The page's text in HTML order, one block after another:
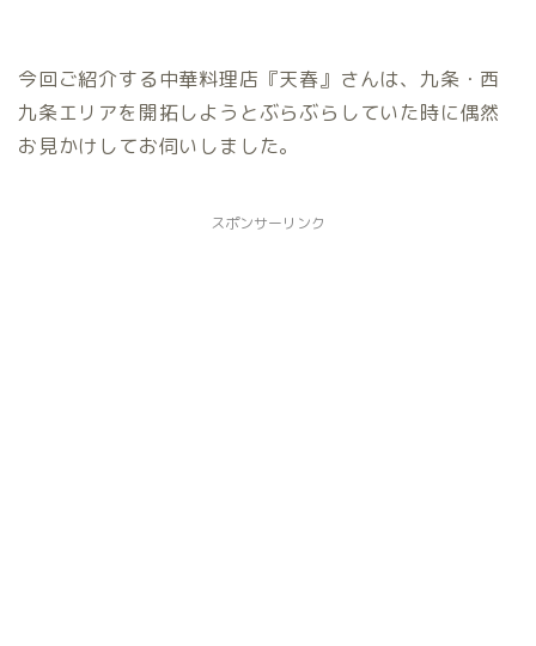
今回ご紹介する中華料理店『天春』さんは、九条・西
九条エリアを開拓しようとぶらぶらしていた時に偶然
お見かけしてお伺いしました。
スポンサーリンク